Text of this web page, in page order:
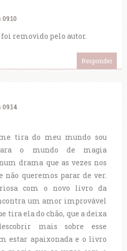
removido pelo autor.
Responder
09:14
tira do meu mundo sou
o mundo de magia
drama que as vezes nos
não queremos parar de ver.
com o novo livro da
um amor improvável
tira ela do chão, que a deixa
mais sobre esse
estar apaixonada e o livro